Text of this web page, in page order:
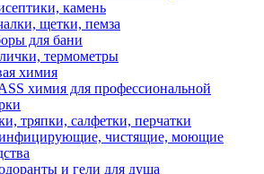
камень
щетки, пемза
для бани
термометры
химия
химия для профессиональной
тряпки, салфетки, перчатки
чистящие, моющие
и гели для душа